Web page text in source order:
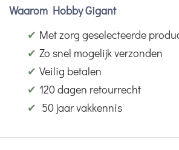
Waarom Hobby Gigant
✔ Met zorg geselecteerde
✔ Zo snel mogelijk verzonden
✔ Veilig betalen
✔ 120 dagen retourrecht
✔ 50 jaar vakkennis